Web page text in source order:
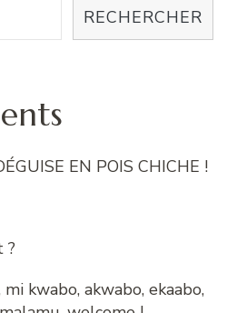
RECHERCHER
EN POIS CHICHE !
?
kwabo, akwabo, ekaabo,